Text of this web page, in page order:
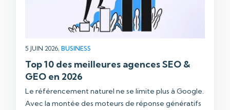
5 JUIN 2026, BUSINESS
Top 10 des meilleures agences SEO &
GEO en 2026
Le référencement naturel ne se limite plus à Google.
Avec la montée des moteurs de réponse génératifs